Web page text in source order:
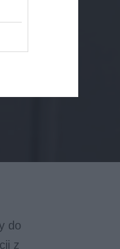
do
z